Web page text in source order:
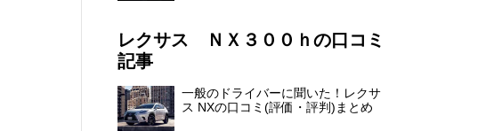
レクサス ＮＸ３００ｈの口コミ
記事
一般のドライバーに聞いた！レクサ
ス NXの口コミ(評価・評判)まとめ